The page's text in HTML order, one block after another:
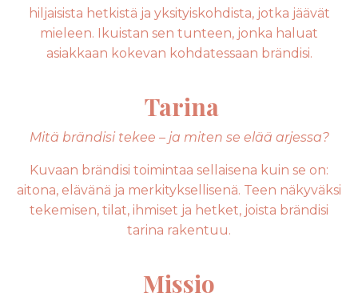
hiljaisista hetkistä ja yksityiskohdista, jotka jäävät
mieleen. Ikuistan sen tunteen, jonka haluat
asiakkaan kokevan kohdatessaan brändisi.
Tarina
Mitä brändisi tekee – ja miten se elää arjessa?
Kuvaan brändisi toimintaa sellaisena kuin se on:
aitona, elävänä ja merkityksellisenä. Teen näkyväksi
tekemisen, tilat, ihmiset ja hetket, joista brändisi
tarina rakentuu.
Missio